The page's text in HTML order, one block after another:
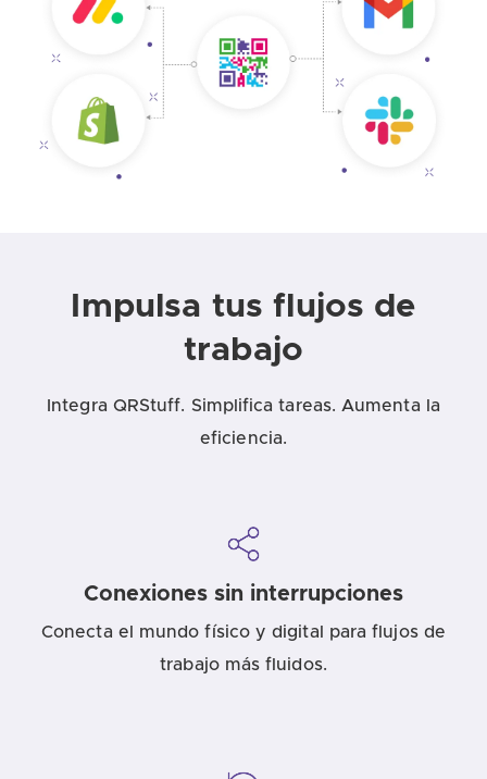
Impulsa tus flujos de
trabajo
Integra QRStuff. Simplifica tareas. Aumenta la
eficiencia.
Conexiones sin interrupciones
Conecta el mundo físico y digital para flujos de
trabajo más fluidos.